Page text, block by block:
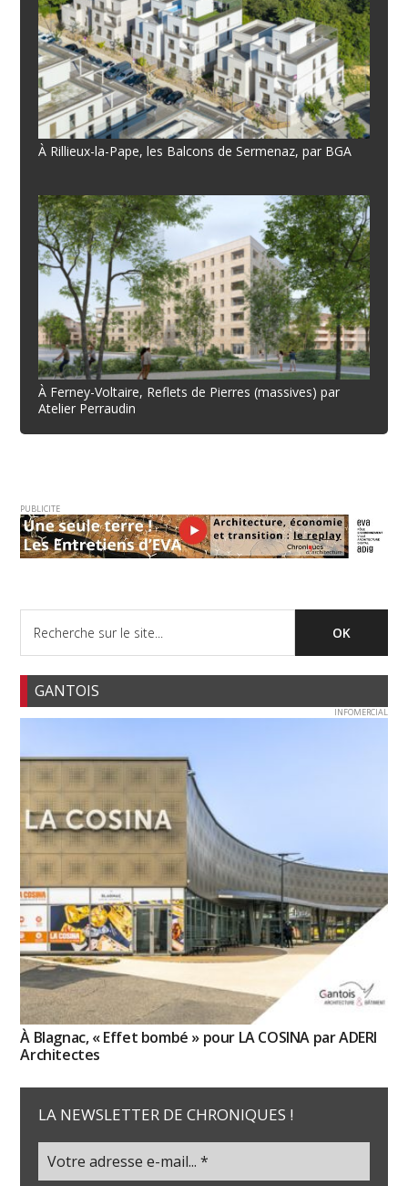
À Rillieux-la-Pape, les Balcons de Sermenaz, par BGA
À Ferney-Voltaire, Reflets de Pierres (massives) par
Atelier Perraudin
PUBLICITE
GANTOIS
INFOMERCIAL
À Blagnac, « Effet bombé » pour LA COSINA par ADERI
Architectes
LA NEWSLETTER DE CHRONIQUES !